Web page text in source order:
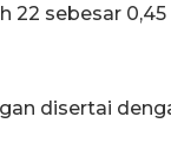
22 sebesar
disertai